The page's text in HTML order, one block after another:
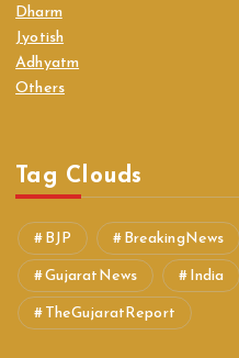
Dharm
Jyotish
Adhyatm
Others
Tag Clouds
BJP BreakingNews
GujaratNews India
TheGujaratReport